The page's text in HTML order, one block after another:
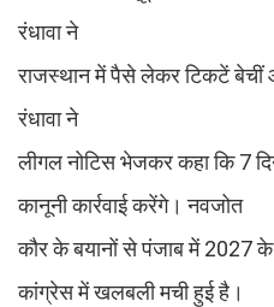
रंधावा ने
राजस्थान में पैसे लेकर टिकटें बेचीं
रंधावा ने
लीगल नोटिस भेजकर कहा कि 7
कानूनी कार्रवाई करेंगे। नवजोत
कौर के बयानों से पंजाब में 2027
कांग्रेस में खलबली मची हुई है।